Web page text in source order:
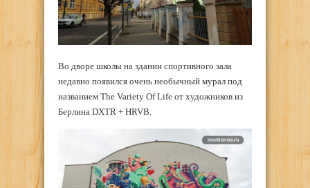
Во дворе школы на здании спортивного зала
недавно появился очень необычный мурал под
названием The Variety Of Life от художников из
Берлина DXTR + HRVB.